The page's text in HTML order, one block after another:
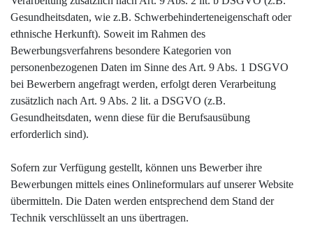
Gesundheitsdaten, wie z.B. Schwerbehinderteneigenschaft oder
ethnische Herkunft). Soweit im Rahmen des
Bewerbungsverfahrens besondere Kategorien von
personenbezogenen Daten im Sinne des Art. 9 Abs. 1 DSGVO
bei Bewerbern angefragt werden, erfolgt deren Verarbeitung
zusätzlich nach Art. 9 Abs. 2 lit. a DSGVO (z.B.
Gesundheitsdaten, wenn diese für die Berufsausübung
erforderlich sind).
Sofern zur Verfügung gestellt, können uns Bewerber ihre
Bewerbungen mittels eines Onlineformulars auf unserer Website
übermitteln. Die Daten werden entsprechend dem Stand der
Technik verschlüsselt an uns übertragen.